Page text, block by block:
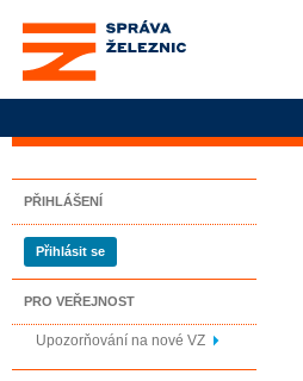
Správa železnic, státní
organizace
PŘIHLÁŠENÍ
Přihlásit se
PRO VEŘEJNOST
Upozorňování na nové VZ